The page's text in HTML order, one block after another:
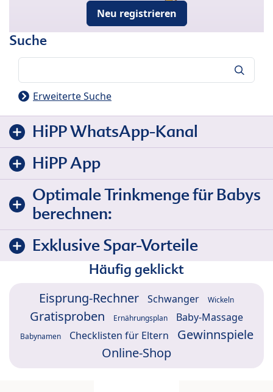
Neu registrieren
Suche
Erweiterte Suche
HiPP WhatsApp-Kanal
HiPP App
Optimale Trinkmenge für Babys
berechnen:
Exklusive Spar-Vorteile
Häufig geklickt
Eisprung-Rechner Schwanger Wickeln
Gratisproben Ernährungsplan Baby-Massage
Babynamen Checklisten für Eltern
Gewinnspiele
Online-Shop